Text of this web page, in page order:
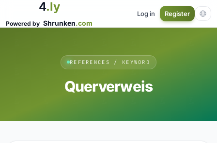
4.ly
Powered by Shrunken.com
Log in Register
REFERENCES / KEYWORD
Querverweis